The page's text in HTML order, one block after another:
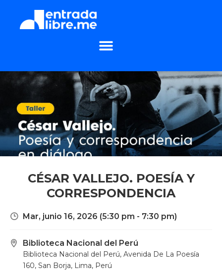
CÉSAR VALLEJO. POESÍA Y
CORRESPONDENCIA
Mar, junio 16, 2026 (5:30 pm - 7:30 pm)
Biblioteca Nacional del Perú
Biblioteca Nacional del Perú, Avenida De La Poesía
160, San Borja, Lima, Perú